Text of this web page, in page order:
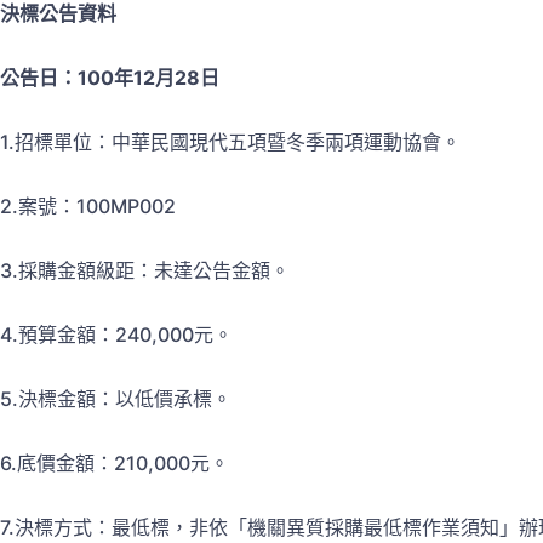
決標公告資料
公告日： 100年12月 28 日
1.招標單位：中華民國現代五項暨冬季兩項運動協會。
2.案號：100MP002
3.採購金額級距：未達公告金額。
4.預算金額：240,000元。
5.決標金額：以低價承標。
6.底價金額：210,000元。
7.決標方式：最低標，非依「機關異質採購最低標作業須知」辦